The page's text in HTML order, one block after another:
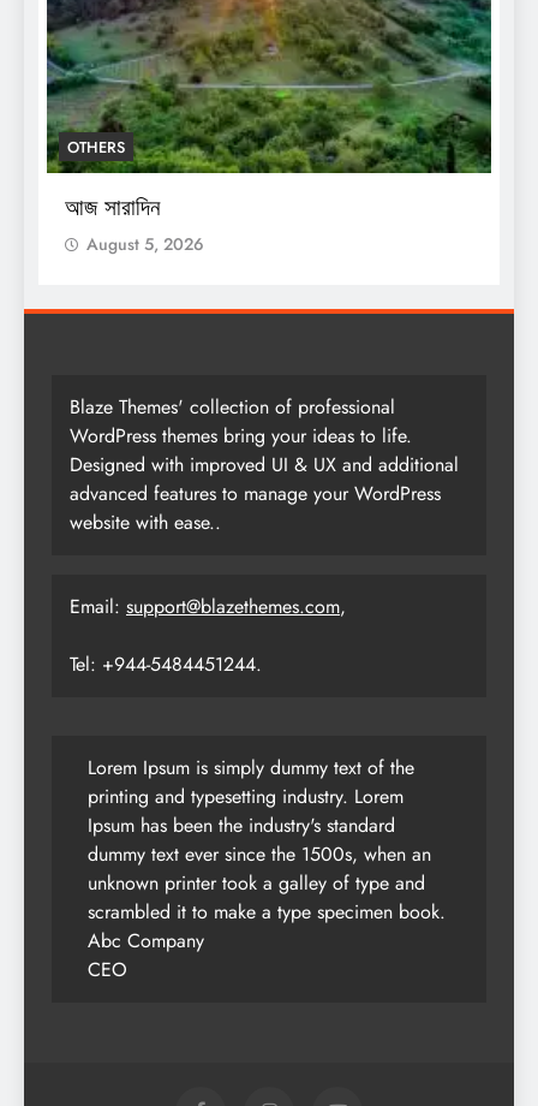
OTHERS
আজ সারাদিন
August 5, 2026
Blaze Themes' collection of professional
WordPress themes bring your ideas to life.
Designed with improved UI & UX and additional
advanced features to manage your WordPress
website with ease..
Email: support@blazethemes.com,
Tel: +944-5484451244.
Lorem Ipsum is simply dummy text of the
printing and typesetting industry. Lorem
Ipsum has been the industry's standard
dummy text ever since the 1500s, when an
unknown printer took a galley of type and
scrambled it to make a type specimen book.
Abc Company
CEO